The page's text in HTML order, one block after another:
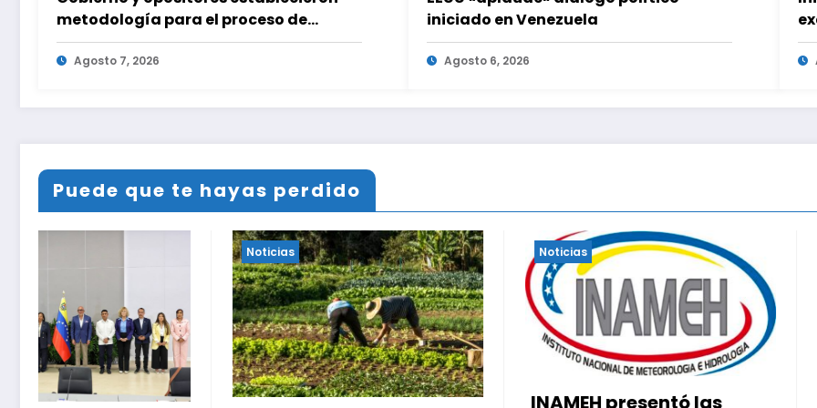
metodología para el proceso de
diálogo en Venezuela
Agosto 7, 2026
iniciado en Venezuela
Agosto 6, 2026
Puede que te hayas perdido
Noticias
INAMEH presentó las
Noticias
Esto dijo sobre los